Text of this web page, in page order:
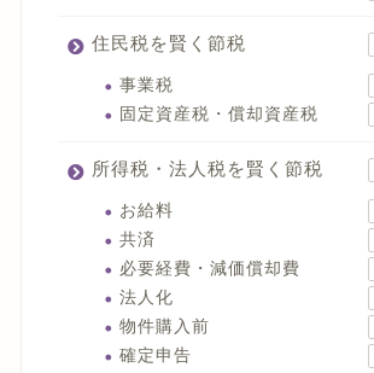
住民税を賢く節税
事業税
固定資産税・償却資産税
所得税・法人税を賢く節税
お給料
共済
必要経費・減価償却費
法人化
物件購入前
確定申告